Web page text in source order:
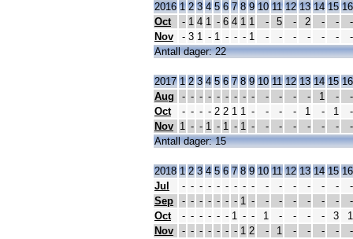
2016 1 2 3 4 5 6 7 8 9 10 11 12 13 14 15 16
Oct
- 1 4 1 - 6 4 1 1 - 5 - 2 - -
-
Nov
- 3 1 - 1 - - - 1 - - - - - -
-
Antall dager: 22
2017 1 2 3 4 5 6 7 8 9 10 11 12 13 14 15 16
Aug
- - - - - - - - - - - - - 1 -
-
Oct
- - - - 2 2 1 1 - - - - 1 - 1
-
Nov 1 - - 1 - 1 - 1 - - - - - - -
-
Antall dager: 15
2018 1 2 3 4 5 6 7 8 9 10 11 12 13 14 15 16
Jul
- - - - - - - - - - - - - - -
-
Sep
- - - - - - - 1 - - - - - - -
-
Oct
- - - - - - 1 - - 1 - - - - 3
1
Nov
- - - - - - - 1 2 - 1 - - - -
-